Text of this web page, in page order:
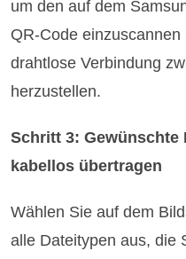
um den auf dem
QR-Code
drahtlose Verbindung
herzustellen.
Schritt 3: Gewünschte
kabellos übertragen
Wählen Sie auf dem
alle Dateitypen aus, die